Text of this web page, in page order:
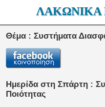
ΛΑΚΩΝΙΚΑ
Θέμα : Συστήματα
Ημερίδα στη Σπάρτη :
Ποιότητας